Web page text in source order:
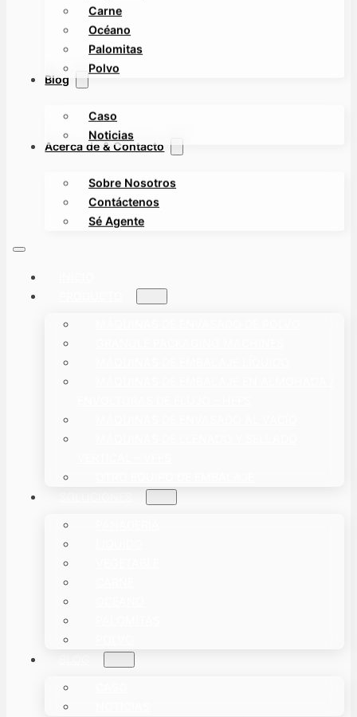
Carne
Océano
Palomitas
Polvo
Blog
Caso
Noticias
Acerca de & Contacto
Sobre Nosotros
Contáctenos
Sé Agente